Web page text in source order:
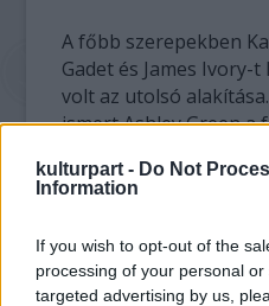
kulturpart - Do Not
Information
If you wish to opt-out of the
processing of your personal
targeted advertising by us,
A főbb szerepekben
Gadet és James Ivory-
volt az utolsó
ismert Ashley Green a